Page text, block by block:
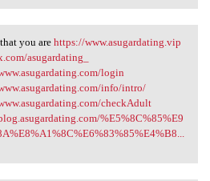
you are https:/
you are https://www.asugardating.vip
asugardating_
login
info/intro/
checkAdult
%E5%8C%85%E9